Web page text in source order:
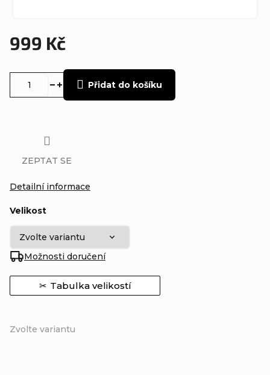
999 Kč
Zvolte variantu
Velikost
Možnosti doručení
Tabulka velikostí
Přidat do košíku
Detailní informace
ZEPTAT SE